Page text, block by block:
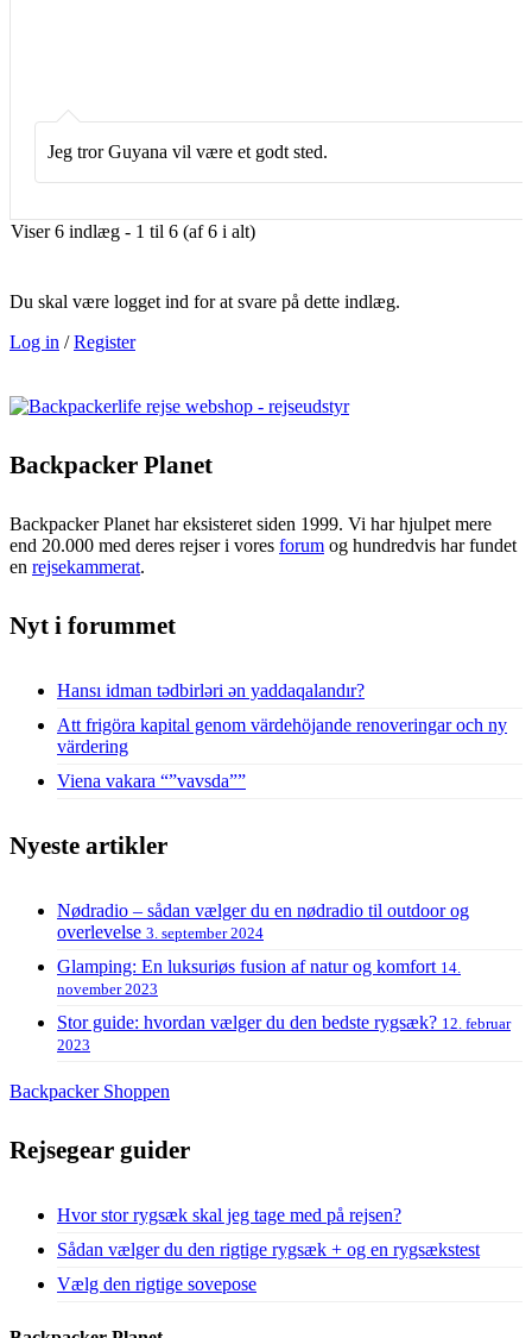
Jeg tror Guyana vil være et godt sted.
Viser 6 indlæg - 1 til 6 (af 6 i alt)
Du skal være logget ind for at svare på dette indlæg.
Log in /Register
Backpacker Planet
Backpacker Planet har eksisteret siden 1999. Vi har hjulpet mere
end 20.000 med deres rejser i vores forum og hundredvis har fundet
en rejsekammerat.
Nyt i forummet
Hansı idman tədbirləri ən yaddaqalandır?
Att frigöra kapital genom värdehöjande renoveringar och ny
värdering
Viena vakara “”vavsda””
Nyeste artikler
Nødradio – sådan vælger du en nødradio til outdoor og
overlevelse 3. september 2024
Glamping: En luksuriøs fusion af natur og komfort 14.
november 2023
Stor guide: hvordan vælger du den bedste rygsæk? 12. februar
2023
Backpacker Shoppen
Rejsegear guider
Hvor stor rygsæk skal jeg tage med på rejsen?
Sådan vælger du den rigtige rygsæk + og en rygsækstest
Vælg den rigtige sovepose